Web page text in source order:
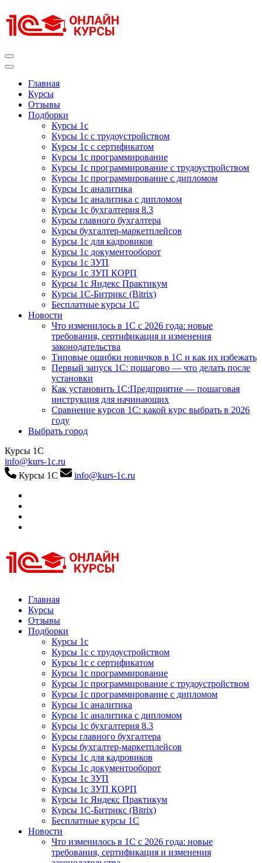
к
содержимому
Главная
Курсы
Отзывы
Подборки
Курсы 1с
Курсы 1с с трудоустройством
Курсы 1с с сертификатом
Курсы 1с программирование
Курсы 1с программирование с трудоустройством
Курсы 1с программирование с дипломом
Курсы 1с аналитика
Курсы 1с аналитика с дипломом
Курсы 1с бухгалтерия 8.3
Курсы главного бухгалтера
Курсы бухгалтер-маркетплейсов
Курсы 1с для кадровиков
Курсы 1с документооборот
Курсы 1с ЗУП
Курсы 1с ЗУП КОРП
Курсы 1с Яндекс Практикум
Курсы 1С-Битрикс (Bitrix)
Бесплатные курсы 1С
Новости
Что изменилось в 1С с 2026 года: новые
требования, сертификация и изменения
законодательства
Типовые ошибки новичков в 1С и как их избежать
Первый запуск 1С: пошагово — что делать после
установки
Как установить 1С:Предприятие — пошаговая
инструкция для начинающих
Сравнение курсов 1С: какой курс выбрать в 2026
году
Выбрать город
Курсы 1С
info@kurs-1c.ru
Курсы 1С
info@kurs-1c.ru
Курсы 1С
Курсы 1С официальная сертификация
Главная
Курсы
Отзывы
Подборки
Курсы 1с
Курсы 1с с трудоустройством
Курсы 1с с сертификатом
Курсы 1с программирование
Курсы 1с программирование с трудоустройством
Курсы 1с программирование с дипломом
Курсы 1с аналитика
Курсы 1с аналитика с дипломом
Курсы 1с бухгалтерия 8.3
Курсы главного бухгалтера
Курсы бухгалтер-маркетплейсов
Курсы 1с для кадровиков
Курсы 1с документооборот
Курсы 1с ЗУП
Курсы 1с ЗУП КОРП
Курсы 1с Яндекс Практикум
Курсы 1С-Битрикс (Bitrix)
Бесплатные курсы 1С
Новости
Что изменилось в 1С с 2026 года: новые
требования, сертификация и изменения